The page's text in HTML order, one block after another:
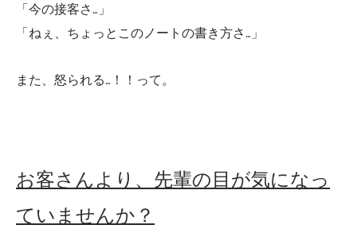
「今の接客さ…」
「ねぇ、ちょっとこのノートの書き方さ…」
また、怒られる…！！って。
お客さんより、先輩の目が気になっ
ていませんか？